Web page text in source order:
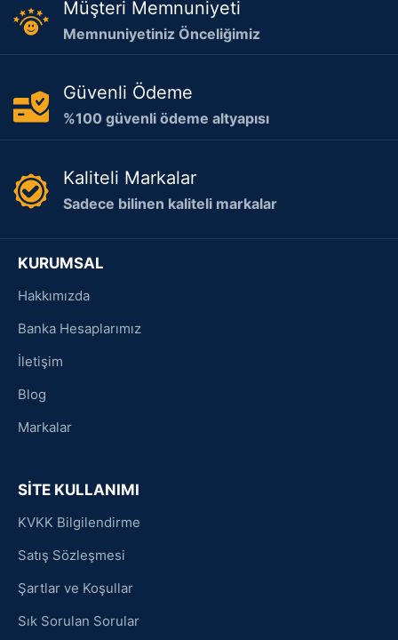
Müşteri Memnuniyeti
Memnuniyetiniz Önceliğimiz
Güvenli Ödeme
%100 güvenli ödeme altyapısı
Kaliteli Markalar
Sadece bilinen kaliteli markalar
KURUMSAL
Hakkımızda
Banka Hesaplarımız
İletişim
Blog
Markalar
SİTE KULLANIMI
KVKK Bilgilendirme
Satış Sözleşmesi
Şartlar ve Koşullar
Sık Sorulan Sorular